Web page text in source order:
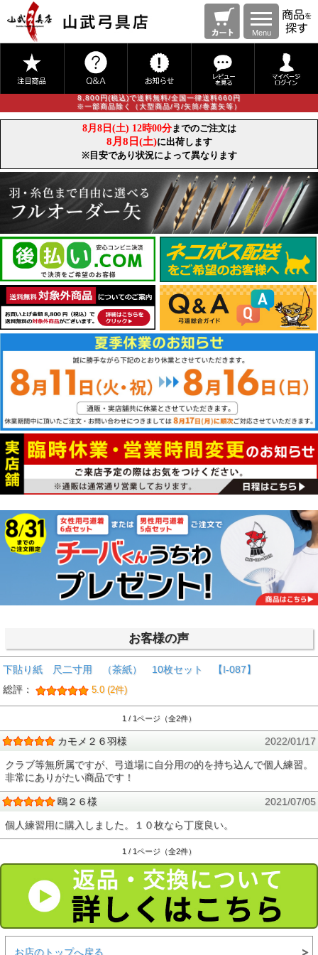
Menu
8,800円(税込)で送料無料/全国一律送料660円
※一部商品除く（大型商品/弓/矢筒/巻藁矢等）
お客様の声
下貼り紙 尺二寸用 （茶紙） 10枚セット 【I-087】
総評：
5.0 (2件)
1 / 1ページ（全2件）
カモメ２６羽様 2022/01/17
クラブ等無所属ですが、弓道場に自分用の的を持ち込んで個人練習。
非常にありがたい商品です！
鴎２６様 2021/07/05
個人練習用に購入しました。１０枚なら丁度良い。
1 / 1ページ（全2件）
お店のトップへ戻る